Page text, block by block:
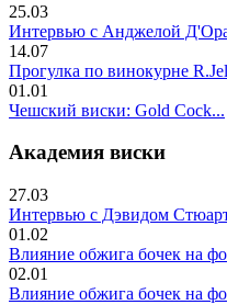
25.03
Интервью с Анджелой
14.07
Прогулка по винокурне
01.01
Чешский виски: Gold Cock...
Академия виски
27.03
Интервью с Дэвидом
01.02
Влияние обжига бочек на
02.01
Влияние обжига бочек на